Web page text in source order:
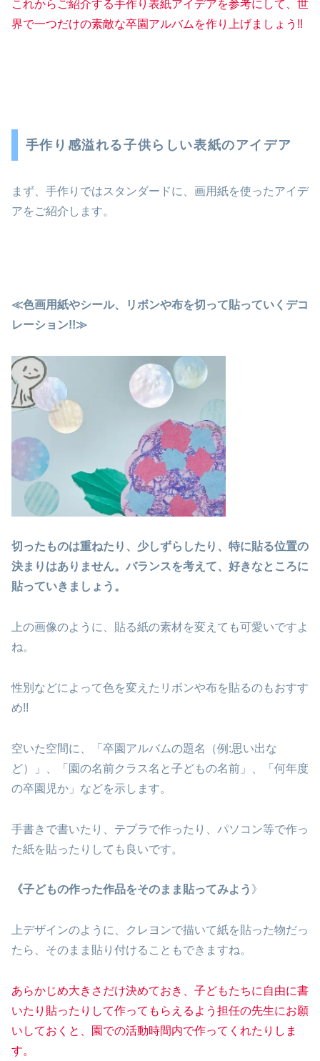
これからご紹介する手作り表紙アイデアを参考にして、世
界で一つだけの素敵な卒園アルバムを作り上げましょう !!
手作り感溢れる子供らしい表紙のアイデア
まず、手作りではスタンダードに、画用紙を使ったアイデ
アをご紹介します。
≪色画用紙やシール、リボンや布を切って貼っていくデコ
レーション!!≫
切ったものは重ねたり、少しずらしたり、特に貼る位置の
決まりはありません。バランスを考えて、好きなところに
貼っていきましょう。
上の画像のように、貼る紙の素材を変えても可愛いですよ
ね。
性別などによって色を変えたリボンや布を貼るのもおすす
め!!
空いた空間に、「卒園アルバムの題名（例:思い出な
ど）」、「園の名前クラス名と子どもの名前」、「何年度
の卒園児か」などを示します。
手書きで書いたり、テプラで作ったり、パソコン等で作っ
た紙を貼ったりしても良いです。
《子どもの作った作品をそのまま貼ってみよう 》
上デザインのように、クレヨンで描いて紙を貼った物だっ
たら、そのまま貼り付けることもできますね。
あらかじめ大きさだけ決めておき、 子どもたちに自由に書
いたり貼ったりして作ってもらえるよう 担任の先生にお願
いしておくと、園での活動時間内で作ってくれたりしま
す。